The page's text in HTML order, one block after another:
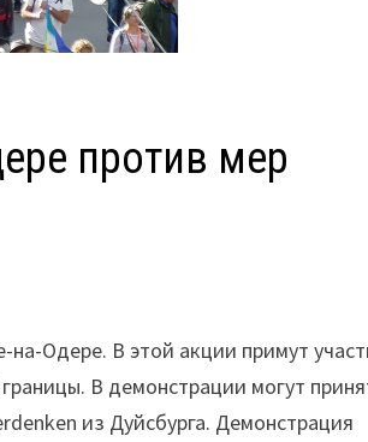
против мер
Одере. В этой акции примут
В демонстрации могут
из Дуйсбурга. Демонстрация